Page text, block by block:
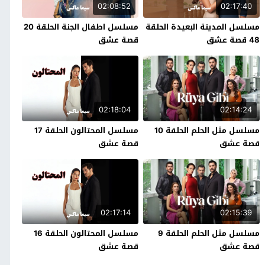
02:17:40
مسلسل المدينة البعيدة الحلقة
48 قصة عشق
02:08:52
مسلسل اطفال الجنة الحلقة 20
قصة عشق
02:14:24
مسلسل مثل الحلم الحلقة 10
قصة عشق
02:18:04
مسلسل المحتالون الحلقة 17
قصة عشق
02:15:39
مسلسل مثل الحلم الحلقة 9
قصة عشق
02:17:14
مسلسل المحتالون الحلقة 16
قصة عشق